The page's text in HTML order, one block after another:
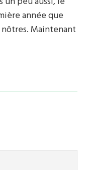
année que
Maintenant